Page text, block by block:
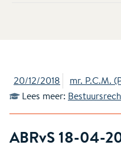
20/12/2018 mr. P.C.M.
Lees meer:
ABRvS 18-04-